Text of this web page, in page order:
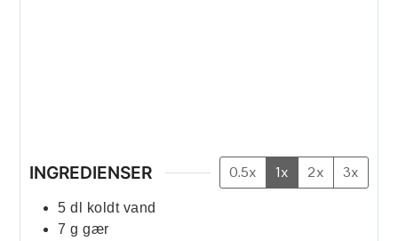
INGREDIENSER 0.5x 1x 2x 3x
5 dl
koldt vand
7 g gær